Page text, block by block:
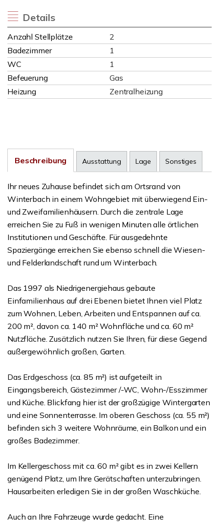
Details
Anzahl Stellplätze
2
Badezimmer
1
WC
1
Befeuerung
Gas
Heizung
Zentralheizung
Beschreibung Ausstattung Lage Sonstiges
Ihr neues Zuhause befindet sich am Ortsrand von
Winterbach in einem Wohngebiet mit überwiegend Ein-
und Zweifamilienhäusern. Durch die zentrale Lage
erreichen Sie zu Fuß in wenigen Minuten alle örtlichen
Institutionen und Geschäfte. Für ausgedehnte
Spaziergänge erreichen Sie ebenso schnell die Wiesen-
und Felderlandschaft rund um Winterbach.
Das 1997 als Niedrigenergiehaus gebaute
Einfamilienhaus auf drei Ebenen bietet Ihnen viel Platz
zum Wohnen, Leben, Arbeiten und Entspannen auf ca.
200 m², davon ca. 140 m² Wohnfläche und ca. 60 m²
Nutzfläche. Zusätzlich nutzen Sie Ihren, für diese Gegend
außergewöhnlich großen, Garten.
Das Erdgeschoss (ca. 85 m²) ist aufgeteilt in
Eingangsbereich, Gästezimmer /-WC, Wohn-/Esszimmer
und Küche. Blickfang hier ist der großzügige Wintergarten
und eine Sonnenterrasse. Im oberen Geschoss (ca. 55 m²)
befinden sich 3 weitere Wohnräume, ein Balkon und ein
großes Badezimmer.
Im Kellergeschoss mit ca. 60 m² gibt es in zwei Kellern
genügend Platz, um Ihre Gerätschaften unterzubringen.
Hausarbeiten erledigen Sie in der großen Waschküche.
Auch an Ihre Fahrzeuge wurde gedacht. Eine